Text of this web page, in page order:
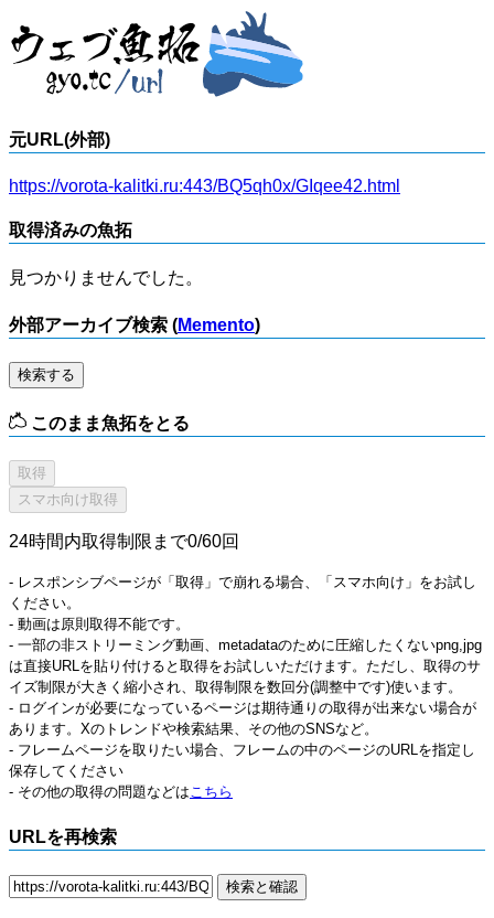
元URL(外部)
https://vorota-kalitki.ru:443/BQ5qh0x/GIqee42.html
取得済みの魚拓
見つかりませんでした。
外部アーカイブ検索 (Memento)
検索する
このまま魚拓をとる
24時間内取得制限まで0/60回
- レスポンシブページが「取得」で崩れる場合、「スマホ向け」をお試し
ください。
- 動画は原則取得不能です。
- 一部の非ストリーミング動画、metadataのために圧縮したくないpng,jpg
は直接URLを貼り付けると取得をお試しいただけます。ただし、取得のサ
イズ制限が大きく縮小され、取得制限を数回分(調整中です)使います。
- ログインが必要になっているページは期待通りの取得が出来ない場合が
あります。Xのトレンドや検索結果、その他のSNSなど。
- フレームページを取りたい場合、フレームの中のページのURLを指定し
保存してください
- その他の取得の問題などはこちら
URLを再検索